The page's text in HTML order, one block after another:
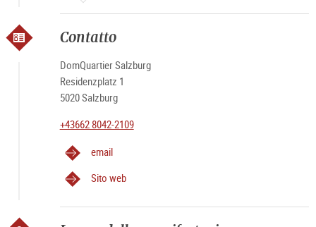
Contatto
DomQuartier Salzburg
Residenzplatz 1
5020 Salzburg
+43662 8042-2109
email
Sito web